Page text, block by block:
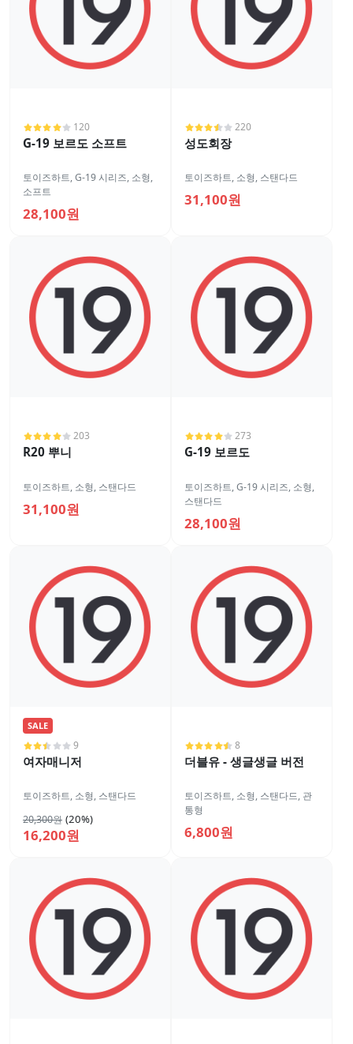
120
G-19 보르도 소프트
토이즈하트,G-19 시리즈, 소형,
소프트
28,100원
220
성도회장
토이즈하트, 소형, 스탠다드
31,100원
203
R20 뿌니
토이즈하트, 소형, 스탠다드
31,100원
273
G-19 보르도
토이즈하트,G-19 시리즈, 소형,
스탠다드
28,100원
SALE
9
여자매니저
토이즈하트, 소형, 스탠다드
20,300원 (20%)
16,200원
8
더블유 - 생글생글 버전
토이즈하트, 소형, 스탠다드, 관
통형
6,800원